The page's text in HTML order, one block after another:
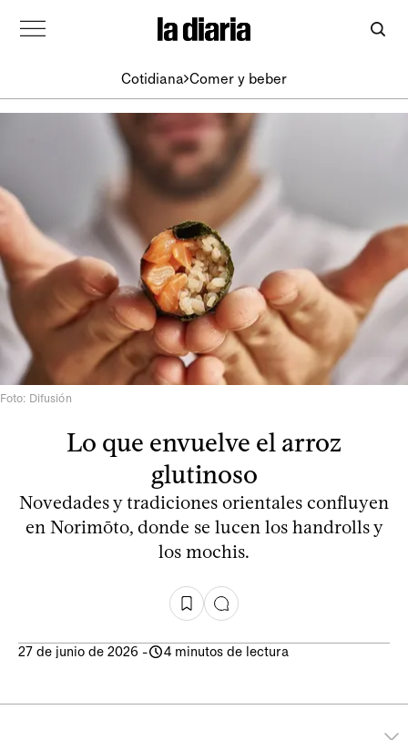
Cotidiana Comer y beber
Foto: Difusión
Lo que envuelve el arroz
glutinoso
Novedades y tradiciones orientales confluyen
en Norimōto, donde se lucen los handrolls y
los mochis.
27 de junio de 2026 - 4 minutos de lectura